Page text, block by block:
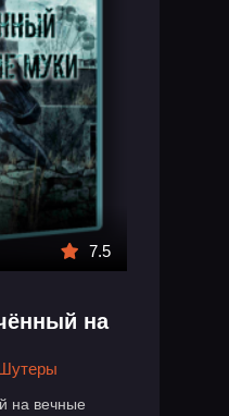
7.5
на
на вечные